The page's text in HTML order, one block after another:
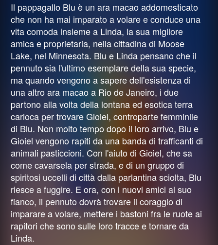
Il pappagallo Blu è un ara macao addomesticato
che non ha mai imparato a volare e conduce una
vita comoda insieme a Linda, la sua migliore
amica e proprietaria, nella cittadina di Moose
Lake, nel Minnesota. Blu e Linda pensano che il
pennuto sia l'ultimo esemplare della sua specie,
ma quando vengono a sapere dell'esistenza di
una altro ara macao a Rio de Janeiro, i due
partono alla volta della lontana ed esotica terra
carioca per trovare Gioiel, controparte femminile
di Blu. Non molto tempo dopo il loro arrivo, Blu e
Gioiel vengono rapiti da una banda di trafficanti di
animali pasticcioni. Con l'aiuto di Gioiel, che sa
come cavarsela per strada, e di un gruppo di
spiritosi uccelli di città dalla parlantina sciolta, Blu
riesce a fuggire. E ora, con i nuovi amici al suo
fianco, il pennuto dovrà trovare il coraggio di
imparare a volare, mettere i bastoni fra le ruote ai
rapitori che sono sulle loro tracce e tornare da
Linda.